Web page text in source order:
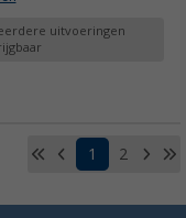
uitvoeringen
1 2